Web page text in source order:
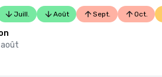
Juill. Août Sept. Oct.